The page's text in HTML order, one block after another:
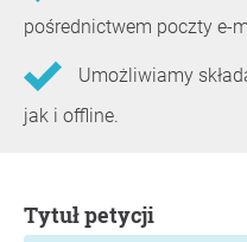
pośrednictwem poczty e-
Umożliwiamy
jak i offline.
Tytuł petycji